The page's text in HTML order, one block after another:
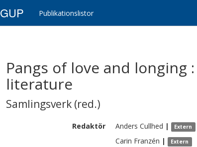
GUP Publikationslistor
Pangs of love and
literature
Samlingsverk (red.)
Redaktör Anders Cullhed | Extern
Carin Franzén | Extern